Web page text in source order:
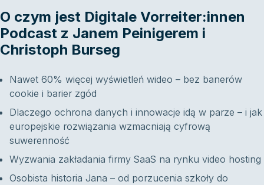
O czym jest Digitale Vorreiter:innen
Podcast z Janem Peinigerem i
Christoph Burseg
Nawet 60% więcej wyświetleń wideo – bez banerów
cookie i barier zgód
Dlaczego ochrona danych i innowacje idą w parze – i jak
europejskie rozwiązania wzmacniają cyfrową
suwerenność
Wyzwania zakładania firmy SaaS na rynku video hosting
Osobista historia Jana – od porzucenia szkoły do